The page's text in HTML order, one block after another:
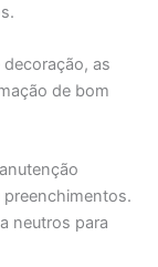
as
de bom
neutros para